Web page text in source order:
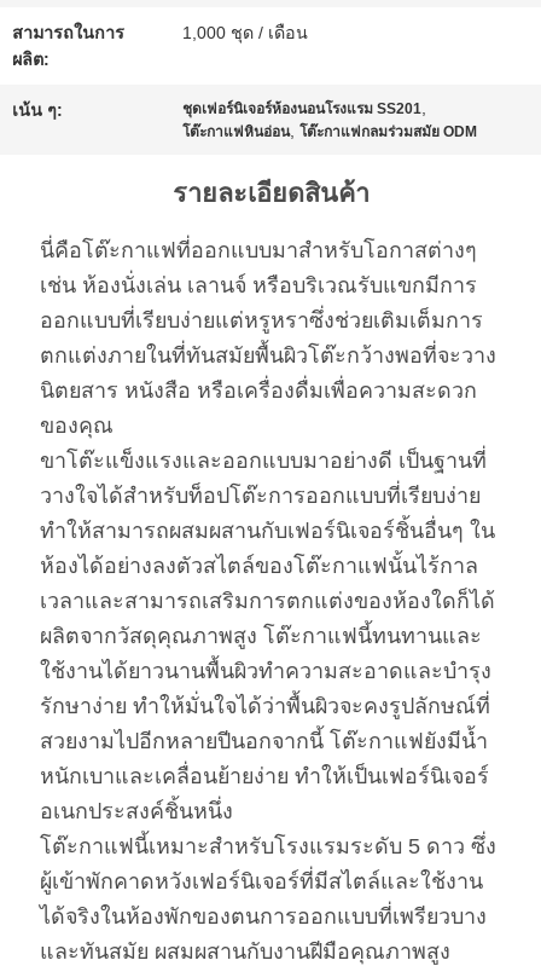
แผนผัง
เว็บไซต์
ความ
เป็น
ส่วน
ตัว
สามารถในการ
ผลิต:
1,000 ชุด / เดือน
เน้น ๆ: ชุดเฟอร์นิเจอร์ห้องนอนโรงแรม SS201
โต๊ะกาแฟหินอ่อน,โต๊ะกาแฟกลมร่วมสมัย ODM
รายละเอียดสินค้า
นี่คือโต๊ะกาแฟที่ออกแบบมาสำหรับโอกาสต่างๆ
เช่น ห้องนั่งเล่น เลานจ์ หรือบริเวณรับแขกมีการ
ออกแบบที่เรียบง่ายแต่หรูหราซึ่งช่วยเติมเต็มการ
ตกแต่งภายในที่ทันสมัยพื้นผิวโต๊ะกว้างพอที่จะวาง
นิตยสาร หนังสือ หรือเครื่องดื่มเพื่อความสะดวก
ของคุณ
ขาโต๊ะแข็งแรงและออกแบบมาอย่างดี เป็นฐานที่
วางใจได้สำหรับท็อปโต๊ะการออกแบบที่เรียบง่าย
ทำให้สามารถผสมผสานกับเฟอร์นิเจอร์ชิ้นอื่นๆ ใน
ห้องได้อย่างลงตัวสไตล์ของโต๊ะกาแฟนั้นไร้กาล
เวลาและสามารถเสริมการตกแต่งของห้องใดก็ได้
ผลิตจากวัสดุคุณภาพสูง โต๊ะกาแฟนี้ทนทานและ
ใช้งานได้ยาวนานพื้นผิวทำความสะอาดและบำรุง
รักษาง่าย ทำให้มั่นใจได้ว่าพื้นผิวจะคงรูปลักษณ์ที่
สวยงามไปอีกหลายปีนอกจากนี้ โต๊ะกาแฟยังมีน้ำ
หนักเบาและเคลื่อนย้ายง่าย ทำให้เป็นเฟอร์นิเจอร์
อเนกประสงค์ชิ้นหนึ่ง
โต๊ะกาแฟนี้เหมาะสำหรับโรงแรมระดับ 5 ดาว ซึ่ง
ผู้เข้าพักคาดหวังเฟอร์นิเจอร์ที่มีสไตล์และใช้งาน
ได้จริงในห้องพักของตนการออกแบบที่เพรียวบาง
และทันสมัย ​​ผสมผสานกับงานฝีมือคุณภาพสูง